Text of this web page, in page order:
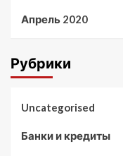
Апрель 2020
Рубрики
Uncategorised
Банки и кредиты